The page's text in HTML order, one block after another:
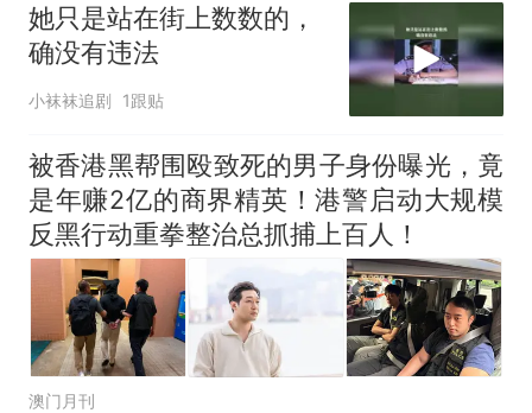
她只是站在街上数数的，
确没有违法
小袜袜追剧 1跟贴
被香港黑帮围殴致死的男子身份曝光，竟
是年赚2亿的商界精英！港警启动大规模
反黑行动重拳整治总抓捕上百人！
澳门月刊